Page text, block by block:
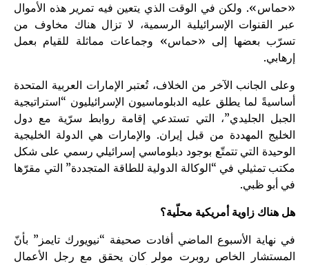
«حماس». ولكن في الوقت الذي يتعين فيه تمرير هذه الأموال
عبر القنوات الإسرائيلية الرسمية، لا تزال هناك مخاوف من
تسرّب بعضها إلى «حماس» وجماعات مماثلة للقيام بعمل
إرهابي.
وعلى الجانب الآخر من الخلاف، تُعتبر الإمارات العربية المتحدة
أساسيةً لما يطلق عليه الدبلوماسيون الإسرائيليون “استراتيجية
الجبل الجليدي”، التي تستدعي إقامة روابط سرّية مع دول
الخليج المهددة من قبل إيران. والإمارات هي الدولة الخليجية
الوحيدة التي تتمتّع بوجود دبلوماسي إسرائيلي رسمي على شكل
مكتب تمثيلي في “الوكالة الدولية للطاقة المتجددة” التي مقرّها
في أبو ظبي.
هل هناك زاوية أمريكية محلّية؟
في نهاية الأسبوع الماضي أفادت صحيفة “نيويورك تايمز” بأنّ
المستشار الخاص روبرت مولر كان يحقق مع رجل الأعمال